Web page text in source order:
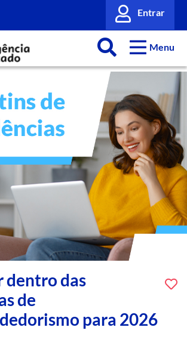
Entrar
Menu
dentro das
de
para 2026